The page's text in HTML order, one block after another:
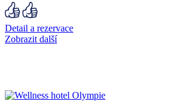
Detail a rezervace
Zobrazit další